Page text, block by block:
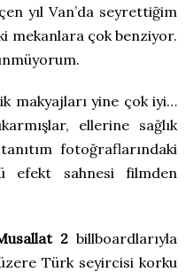
yıl Van’da seyrettiğim
ki mekanlara çok benziyor.
makyajları yine çok iyi…
ellerine sağlık
fotoğraflarındaki
sahnesi filmden
2 billboardlarıyla
Türk seyircisi korku